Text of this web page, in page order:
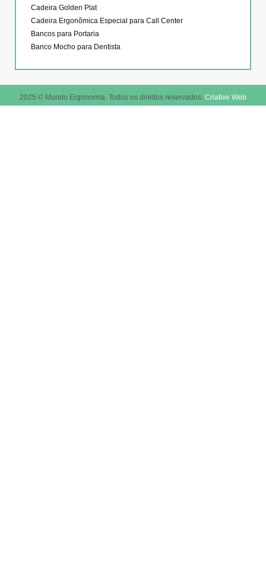
Cadeira Golden Plat
Cadeira Ergonômica Especial para Call Center
Bancos para Portaria
Banco Mocho para Dentista
2025 © Mundo Ergonomia. Todos os direitos reservados. Criative Web